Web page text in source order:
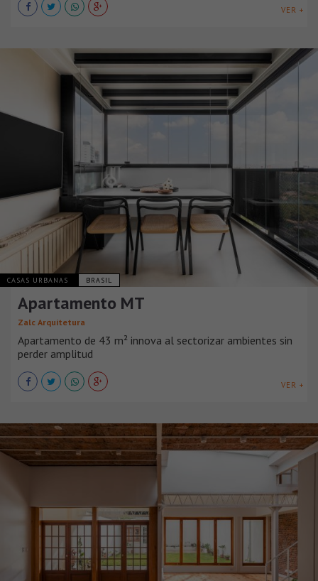
VER +
CASAS URBANAS BRASIL
Apartamento MT
Zalc Arquitetura
Apartamento de 43 m² innova al sectorizar ambientes sin
perder amplitud
VER +